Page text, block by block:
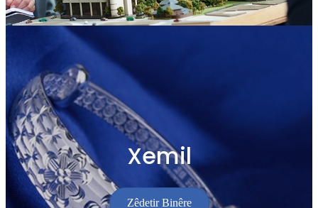
Xemil
Zêdetir Binêre